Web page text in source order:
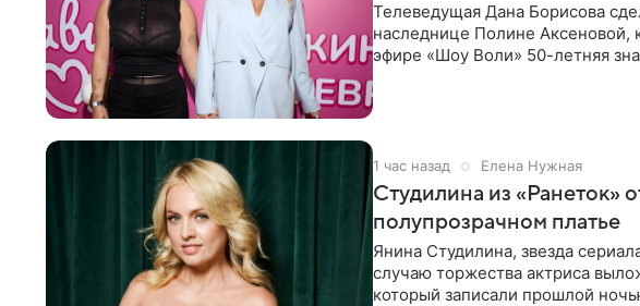
Телеведущая Дана Борисова
наследнице Полине Аксеновой,
эфире «Шоу Воли» 50-летняя
1 час назад Елена Нужная
Студилина из «Ранеток»
полупрозрачном платье
Янина Студилина, звезда
случаю торжества актриса
который записали прошлой